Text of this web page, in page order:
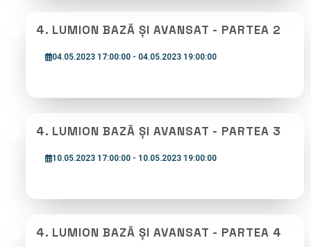
4. LUMION BAZĂ ȘI AVANSAT - PARTEA 2
04.05.2023 17:00:00 - 04.05.2023 19:00:00
4. LUMION BAZĂ ȘI AVANSAT - PARTEA 3
10.05.2023 17:00:00 - 10.05.2023 19:00:00
4. LUMION BAZĂ ȘI AVANSAT - PARTEA 4